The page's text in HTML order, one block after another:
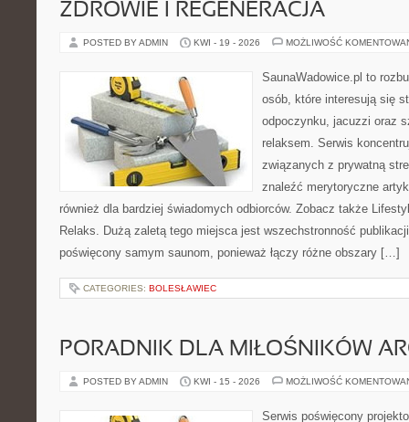
ZDROWIE I REGENERACJA
POSTED BY ADMIN KWI - 19 - 2026 MOŻLIWOŚĆ
SaunaWadowice.pl to
osób, które interesują się
odpoczynku, jacuzzi oraz
relaksem. Serwis
związanych z prywatną
znaleźć merytoryczne
również dla bardziej świadomych odbiorców. Zobacz także
Relaks. Dużą zaletą tego miejsca jest wszechstronność
poświęcony samym saunom, ponieważ łączy różne obszary […]
CATEGORIES: BOLESŁAWIEC
PORADNIK DLA MIŁOŚNIKÓW
POSTED BY ADMIN KWI - 15 - 2026 MOŻLIWOŚĆ
Serwis poświęcony